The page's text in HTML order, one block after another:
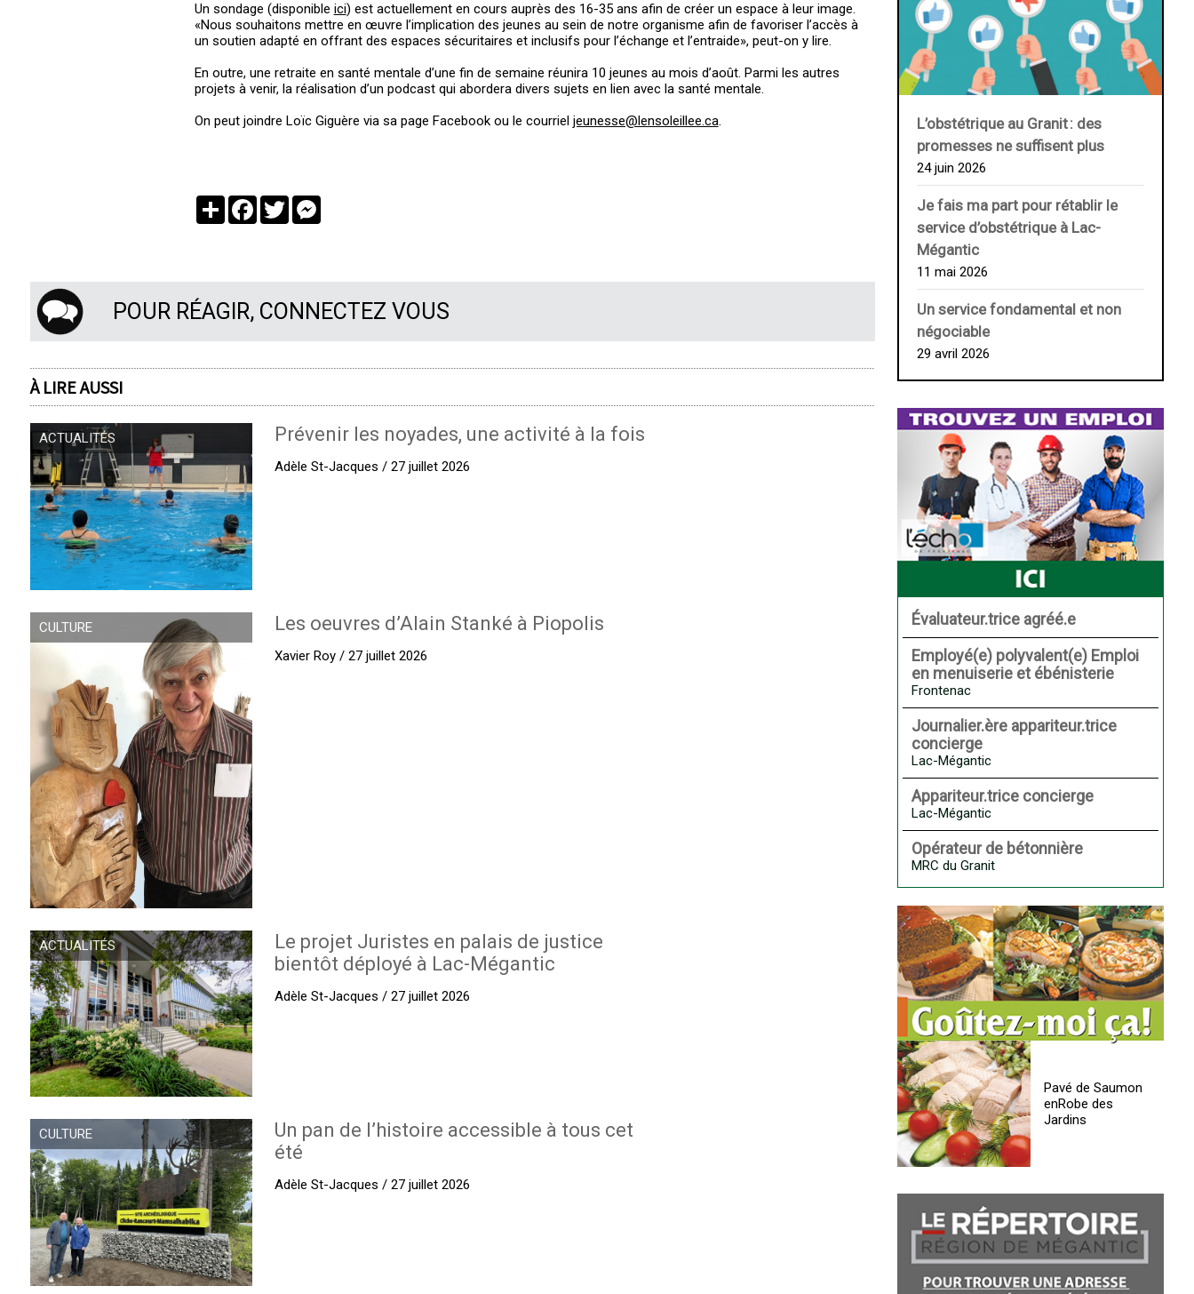
Un sondage (disponible ici) est actuellement en cours auprès des 16-35 ans afin de créer un espace à leur image.
«Nous souhaitons mettre en œuvre l’implication des jeunes au sein de notre organisme afin de favoriser l’accès à
un soutien adapté en offrant des espaces sécuritaires et inclusifs pour l’échange et l’entraide», peut-on y lire.
En outre, une retraite en santé mentale d’une fin de semaine réunira 10 jeunes au mois d’août. Parmi les autres
projets à venir, la réalisation d’un podcast qui abordera divers sujets en lien avec la santé mentale.
On peut joindre Loïc Giguère via sa page Facebook ou le courriel jeunesse@lensoleillee.ca.
PartagerFacebook
TwitterMessenger
POUR RÉAGIR, CONNECTEZ VOUS
À LIRE AUSSI
ACTUALITÉS Prévenir les noyades, une activité à la fois
Adèle St-Jacques / 27 juillet 2026
CULTURE Les oeuvres d’Alain Stanké à Piopolis
Xavier Roy / 27 juillet 2026
ACTUALITÉS
Le projet Juristes en palais de justice
bientôt déployé à Lac-Mégantic
Adèle St-Jacques / 27 juillet 2026
CULTURE
Un pan de l’histoire accessible à tous cet
été
Adèle St-Jacques / 27 juillet 2026
L’obstétrique au ­Granit : des
promesses ne suffisent plus
24 juin 2026
Je fais ma part pour rétablir le
service d’obstétrique à Lac-
Mégantic
11 mai 2026
Un service fondamental et non
négociable
29 avril 2026
Évaluateur.trice agréé.e
Employé(e) polyvalent(e) Emploi
en menuiserie et ébénisterie
Frontenac
Journalier.ère appariteur.trice
concierge
Lac-Mégantic
Appariteur.trice concierge
Lac-Mégantic
Opérateur de bétonnière
MRC du Granit
Pavé de Saumon
enRobe des
Jardins